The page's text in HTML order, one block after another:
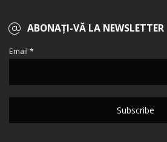
ABONAȚI-VĂ LA NEWSLETTER
Email *